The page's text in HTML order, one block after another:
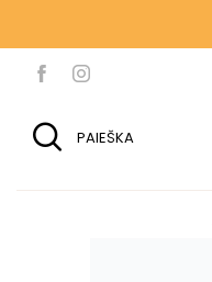
PAIEŠKA